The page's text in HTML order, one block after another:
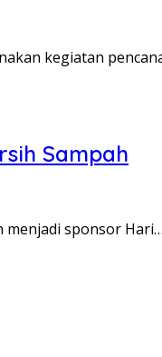
kegiatan
Sampah
menjadi sponsor Hari…